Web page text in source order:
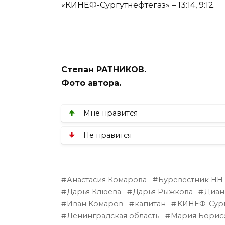
«КИНЕФ-Сургутнефтегаз» – 13:14, 9:12.
Степан РАТНИКОВ.
Фото автора.
Мне нравится
Не нравится
Анастасия Комарова
Буревестник НН
Дарья Клюева
Дарья Рыжкова
Иван Комаров
капитан
КИНЕФ-
Ленинградская область
Мария